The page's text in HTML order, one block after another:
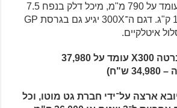
מאחור. גובה מושב עומד על 790 מ"מ, מיכל דלק בנפח 7.5
ליטרים, והמשקל 160 ק"ג. דגם ה־300X יגיע גם בגרסת GP
איטלקיים.
מחירה של הלמברטה X300 עומד על 37,980
ש"ח)
ארצה על־ידי חברת גט מוטו, וכל